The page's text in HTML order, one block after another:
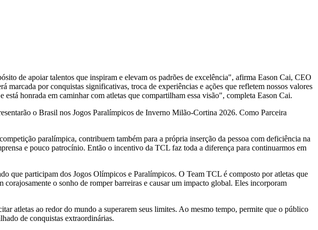
de apoiar talentos que inspiram e elevam os padrões de excelência", afirma Eason Cai, CEO
por conquistas significativas, troca de experiências e ações que refletem nossos valores
honrada em caminhar com atletas que compartilham essa visão", completa Eason Cai.
o Brasil nos Jogos Paralímpicos de Inverno Milão-Cortina 2026. Como Parceira
paralímpica, contribuem também para a própria inserção da pessoa com deficiência na
e pouco patrocínio. Então o incentivo da TCL faz toda a diferença para continuarmos em
que participam dos Jogos Olímpicos e Paralímpicos. O Team TCL é composto por atletas que
o sonho de romper barreiras e causar um impacto global. Eles incorporam
atletas ao redor do mundo a superarem seus limites. Ao mesmo tempo, permite que o público
de conquistas extraordinárias.